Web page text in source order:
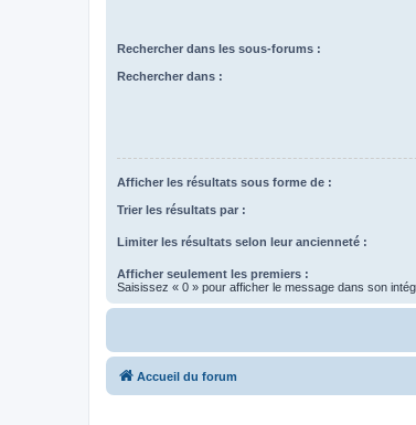
Rechercher dans les sous-forums :
Rechercher dans :
Afficher les résultats sous forme de :
Trier les résultats par :
Limiter les résultats selon leur ancienneté :
Afficher seulement les premiers :
Saisissez « 0 » pour afficher le message dans son
Accueil du forum